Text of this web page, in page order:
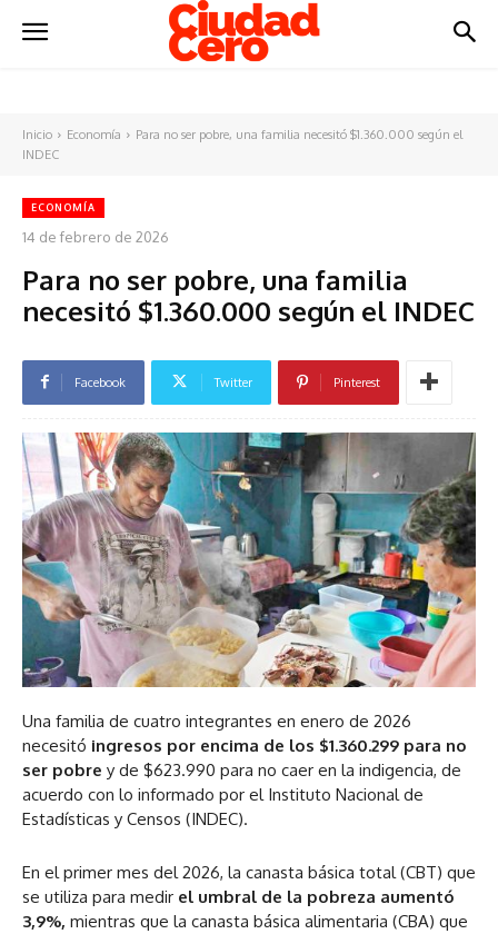
Inicio Economía
Para no ser pobre, una familia necesitó $1.360.000 según el
INDEC
ECONOMÍA
14 de febrero de 2026
Para no ser pobre, una familia
necesitó $1.360.000 según el INDEC
Facebook Twitter Pinterest
Una familia de cuatro integrantes en enero de 2026
necesitó ingresos por encima de los $1.360.299 para no
ser pobre y de $623.990 para no caer en la indigencia, de
acuerdo con lo informado por el Instituto Nacional de
Estadísticas y Censos (INDEC).
En el primer mes del 2026, la canasta básica total (CBT) que
se utiliza para medir el umbral de la pobreza aumentó
3,9%, mientras que la canasta básica alimentaria (CBA) que